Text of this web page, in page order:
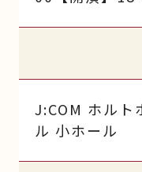
J:COM ホルト
ル 小ホール